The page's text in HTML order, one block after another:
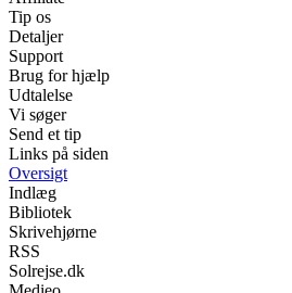
Tip os
Detaljer
Support
Brug for hjælp
Udtalelse
Vi søger
Send et tip
Links på siden
Oversigt
Indlæg
Bibliotek
Skrivehjørne
RSS
Solrejse.dk